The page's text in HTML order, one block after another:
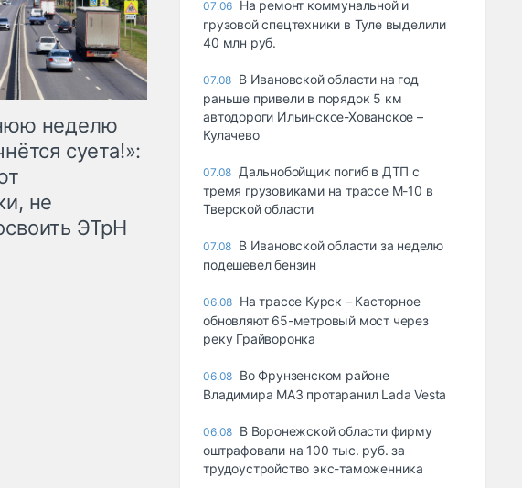
неделю
суета!»:
не
ЭТрН
07:06 На ремонт коммунальной и
грузовой спецтехники в Туле выделили
40 млн руб.
07.08 В Ивановской области на год
раньше привели в порядок 5 км
автодороги Ильинское-Хованское –
Кулачево
07.08 Дальнобойщик погиб в ДТП с
тремя грузовиками на трассе М-10 в
Тверской области
07.08 В Ивановской области за неделю
подешевел бензин
06.08 На трассе Курск – Касторное
обновляют 65-метровый мост через
реку Грайворонка
06.08 Во Фрунзенском районе
Владимира МАЗ протаранил Lada Vesta
06.08 В Воронежской области фирму
оштрафовали на 100 тыс. руб. за
трудоустройство экс-таможенника